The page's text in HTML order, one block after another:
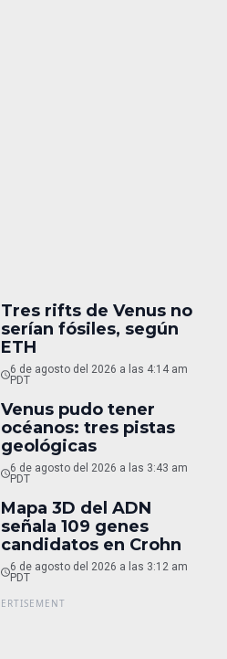
Tres rifts de Venus no
serían fósiles, según
ETH
6 de agosto del 2026 a las 4:14 am
PDT
Venus pudo tener
océanos: tres pistas
geológicas
6 de agosto del 2026 a las 3:43 am
PDT
Mapa 3D del ADN
señala 109 genes
candidatos en Crohn
6 de agosto del 2026 a las 3:12 am
PDT